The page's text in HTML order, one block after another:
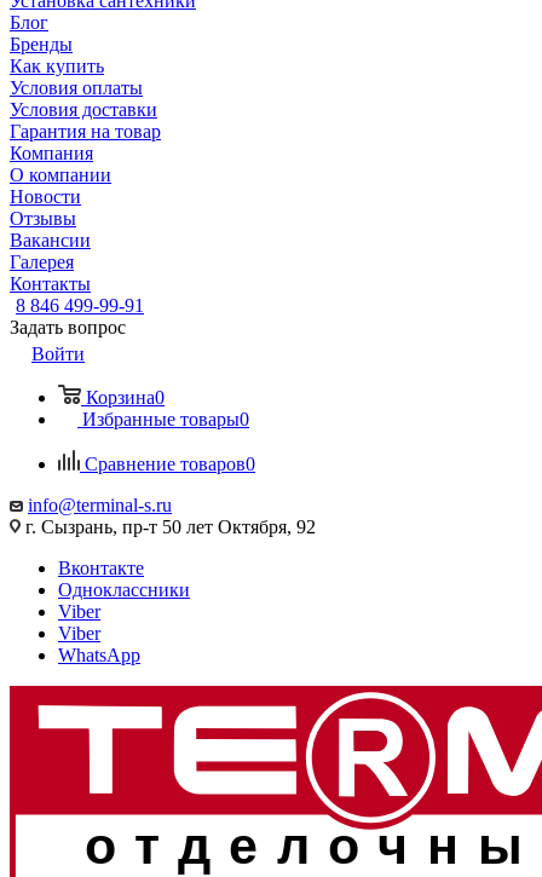
Блог
Бренды
Как купить
Условия оплаты
Условия доставки
Гарантия на товар
Компания
О компании
Новости
Отзывы
Вакансии
Галерея
Контакты
8 846 499-99-91
Задать вопрос
Войти
Корзина0
Избранные товары0
Сравнение товаров0
info@terminal-s.ru
г. Сызрань, пр-т 50 лет Октября, 92
Вконтакте
Одноклассники
Viber
Viber
WhatsApp